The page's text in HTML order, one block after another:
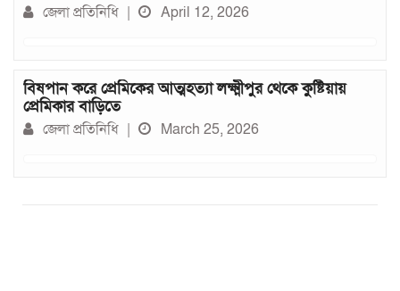
জেলা প্রতিনিধি | April 12, 2026
বিষপান করে প্রেমিকের আত্মহত্যা লক্ষ্মীপুর থেকে কুষ্টিয়ায়
প্রেমিকার বাড়িতে
জেলা প্রতিনিধি | March 25, 2026